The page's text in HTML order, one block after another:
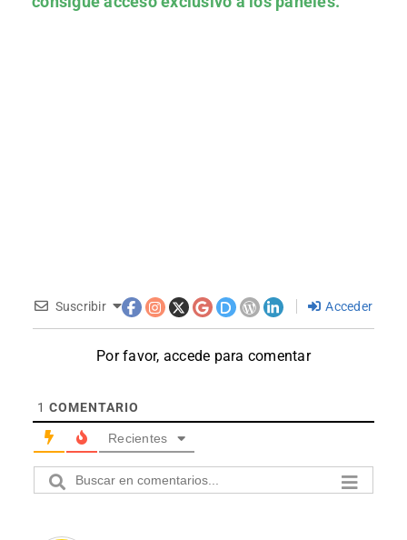
Suscribir Acceder
Por favor, accede para comentar
1 COMENTARIO
Recientes